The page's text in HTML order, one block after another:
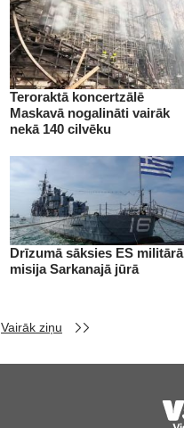
Teroraktā koncertzālē
Maskavā nogalināti vairāk
nekā 140 cilvēku
Drīzumā sāksies ES militārā
misija Sarkanajā jūrā
Vairāk ziņu